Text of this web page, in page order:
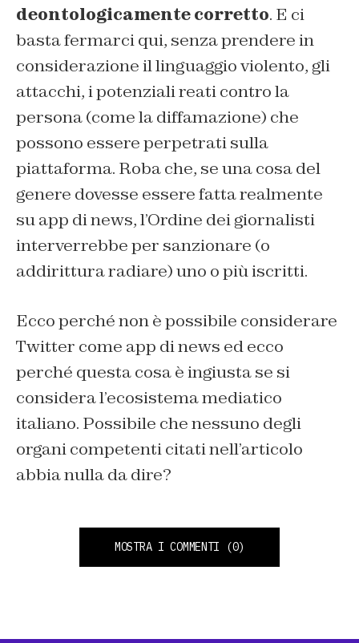
deontologicamente corretto. E ci
basta fermarci qui, senza prendere in
considerazione il linguaggio violento, gli
attacchi, i potenziali reati contro la
persona (come la diffamazione) che
possono essere perpetrati sulla
piattaforma. Roba che, se una cosa del
genere dovesse essere fatta realmente
su app di news, l’Ordine dei giornalisti
interverrebbe per sanzionare (o
addirittura radiare) uno o più iscritti.
Ecco perché non è possibile considerare
Twitter come app di news ed ecco
perché questa cosa è ingiusta se si
considera l’ecosistema mediatico
italiano. Possibile che nessuno degli
organi competenti citati nell’articolo
abbia nulla da dire?
MOSTRA I COMMENTI (0)